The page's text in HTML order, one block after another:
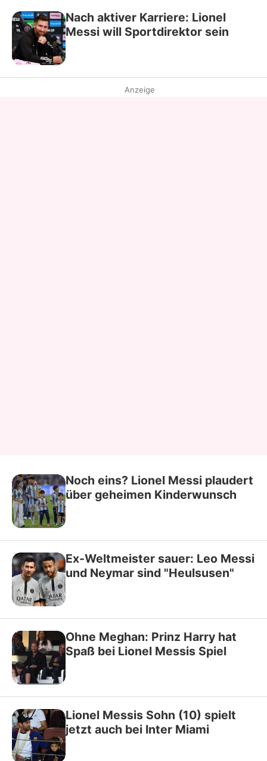
Nach aktiver Karriere: Lionel
Messi will Sportdirektor sein
Anzeige
Noch eins? Lionel Messi plaudert
über geheimen Kinderwunsch
Ex-Weltmeister sauer: Leo Messi
und Neymar sind "Heulsusen"
Ohne Meghan: Prinz Harry hat
Spaß bei Lionel Messis Spiel
Lionel Messis Sohn (10) spielt
jetzt auch bei Inter Miami